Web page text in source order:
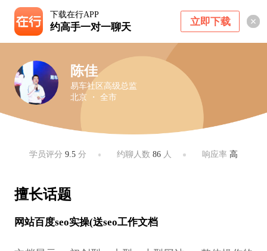
下载在行APP
约高手一对一聊天 立即下载
陈佳
易车社区高级总监
北京 ・ 全市
学员评分9.5 分 约聊人数 86人 响应率 高
擅长话题
网站百度seo实操(送seo工作文档